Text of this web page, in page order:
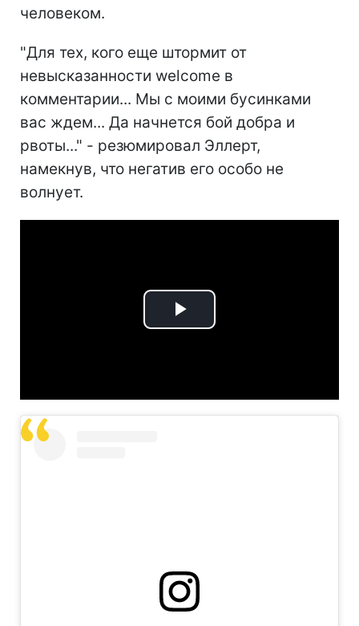
человеком.⠀
"Для тех, кого еще штормит от
невысказанности welcome в
комментарии... Мы с моими бусинками
вас ждем... Да начнется бой добра и
рвоты..." - резюмировал Эллерт,
намекнув, что негатив его особо не
волнует.
Play